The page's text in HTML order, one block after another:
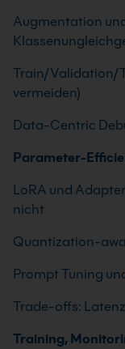
Augmentation
Train/Validation/
vermeiden)
Data-Centric
Parameter-
LoRA und
nicht
Quantization-
Prompt Tuning
Trade-offs:
Training,